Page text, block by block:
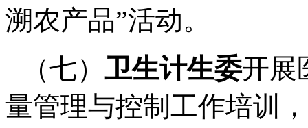
溯农产品”活动。
（七） 卫生计生委开展
量管理与控制工作培训